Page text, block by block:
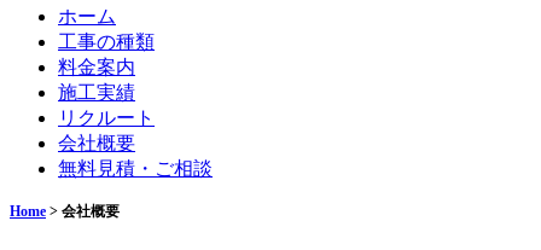
ホーム
工事の種類
料金案内
施工実績
リクルート
会社概要
無料見積・ご相談
Home > 会社概要